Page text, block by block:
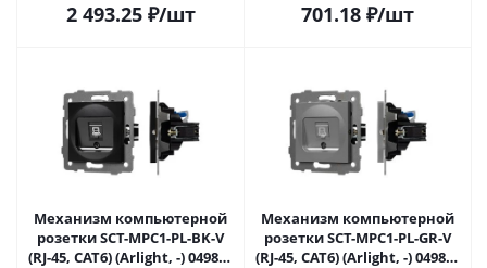
2 493.25₽/шт 701.18 ₽/шт
Механизм компьютерной
розетки SCT-MPC1-PL-BK-V
(RJ-45, CAT6) (Arlight, -) 049847
Механизм компьютерной
розетки SCT-MPC1-PL-GR-V
(RJ-45, CAT6) (Arlight, -) 049848